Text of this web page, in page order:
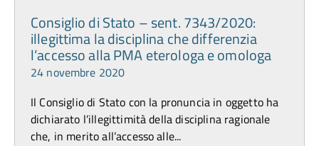
Consiglio di Stato – sent. 7343/2020:
illegittima la disciplina che differenzia
l’accesso alla PMA eterologa e omologa
24 novembre 2020
Il Consiglio di Stato con la pronuncia in oggetto ha
dichiarato l’illegittimità della disciplina ragionale
che, in merito all’accesso alle...